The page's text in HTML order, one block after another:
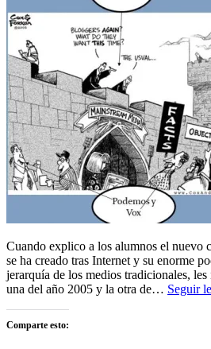
Cuando explico a los alumnos el nuevo
se ha creado tras Internet y su enorme
jerarquía de los medios tradicionales, les
una del año 2005 y la otra de… Seguir
Comparte esto: